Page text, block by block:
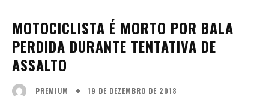
MOTOCICLISTA É MORTO POR BALA
PERDIDA DURANTE TENTATIVA DE
ASSALTO
PREMIUM 19 DE DEZEMBRO DE 2018